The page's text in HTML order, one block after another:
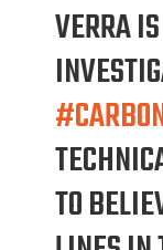
VERRA
TO